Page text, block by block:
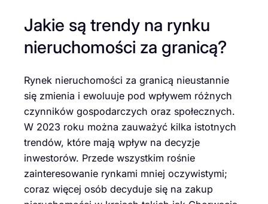
Jakie są trendy na rynku
nieruchomości za granicą?
Rynek nieruchomości za granicą nieustannie
się zmienia i ewoluuje pod wpływem różnych
czynników gospodarczych oraz społecznych.
W 2023 roku można zauważyć kilka istotnych
trendów, które mają wpływ na decyzje
inwestorów. Przede wszystkim rośnie
zainteresowanie rynkami mniej oczywistymi;
coraz więcej osób decyduje się na zakup